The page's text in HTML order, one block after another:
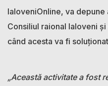
IaloveniOnline, va depune
Consiliul raional Ialoveni
când acesta va fi
„Această activitate a fost